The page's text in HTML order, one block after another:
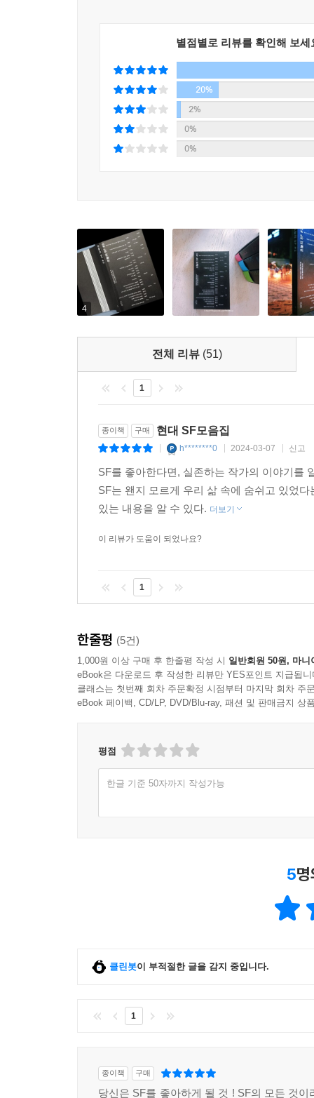
27년여 동안 120편 넘게 발표된 듀나의 작품들이
경이의 세계, 시대에 따라 변모한 인식을 작품
기자가 드라마와 영화, 방송 채널과 OTT 플랫폼
SF 소설 붐이 영화로도 이어질 수 있을지, 두려
매력과 주제의식을 품은 김창규 작가와 그의 작
여성일 수 있는 기반을 마련한 SF 순정만화에
머스크의 스페이스 X 설립에 바탕이 되었듯 항공
과학 커뮤니케이터 이은희는 SF에 재현된 여성
에세이에는 전혜진 작가의 「『위치스 딜리버리
우리 각자의 SF는 어떤 모습인지 되묻게 하는,
캐번디시부터 천선란까지 치열하게 균형을 맞추
별점별로 리뷰를 확인해 보세
20%
2%
0%
0%
4
전체 리뷰 (51)
1
종이책 구매 현대 SF모음집
h********0 2024-03-07 신고
SF를 좋아한다면, 실존하는 작가의 이야기를
SF는 왠지 모르게 우리 삶 속에 숨쉬고 있었
있는 내용을 알 수 있다. 더보기
이 리뷰가 도움이 되었나요?
1
한줄평 (5건)
1,000원 이상 구매 후 한줄평 작성 시 일반회원 50원, 마니
eBook은 다운로드 후 작성한 리뷰만 YES포인트 지급됩니
클래스는 첫번째 회차 주문확정 시점부터 마지막 회차 주
eBook 페이백, CD/LP, DVD/Blu-ray, 패션 및 판매금지 상
평점
한글 기준 50자까지 작성가능
5
클린봇이 부적절한 글을 감지 중입니다.
1
종이책 구매
당신은 SF를 좋아하게 될 것 ! SF의 모든 것이